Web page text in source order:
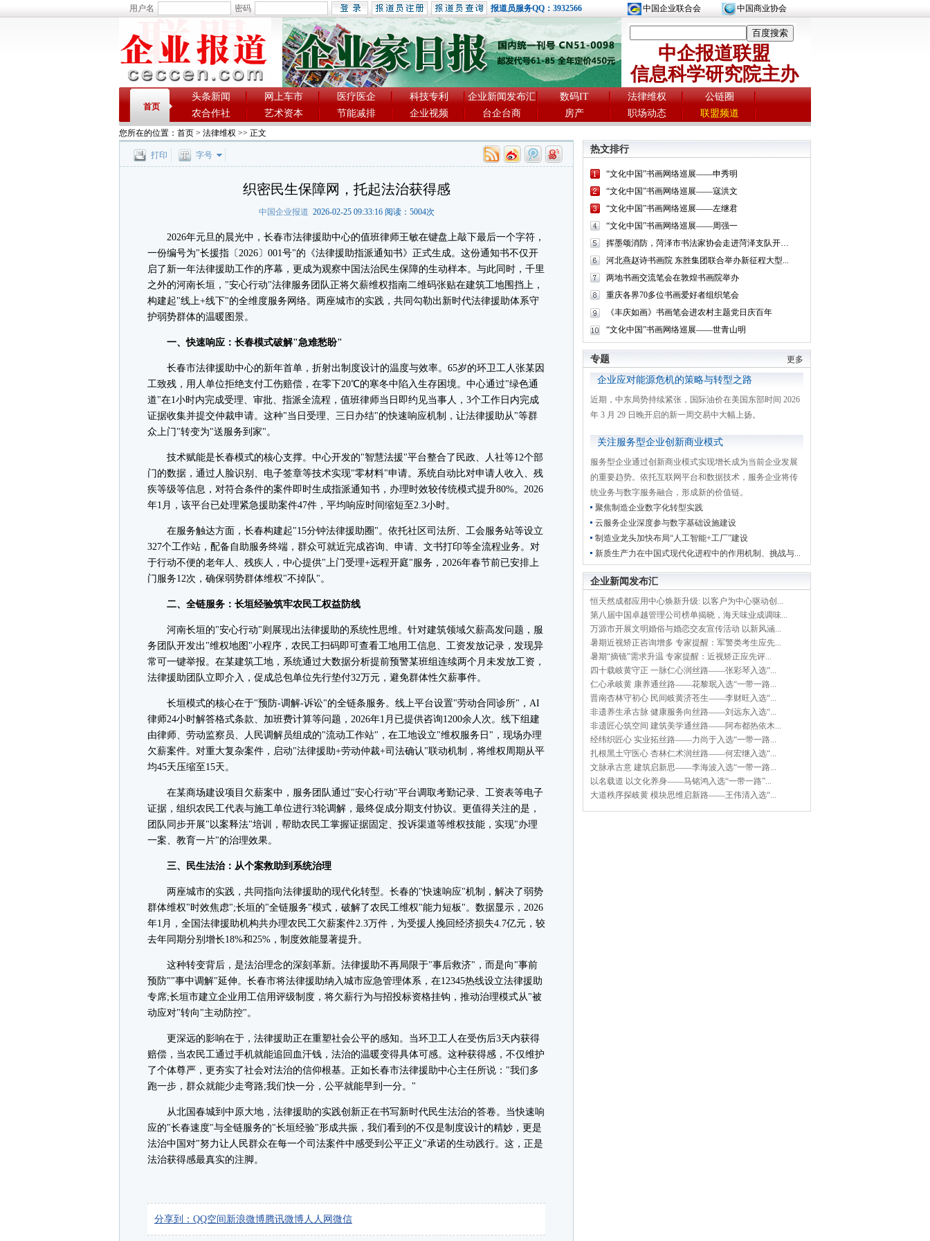
中国企业联合会 中国商业协会
用户名 密码 报道员服务QQ：3932566
中企报道联盟
信息科学研究院主办
首页
头条新闻 网上车市 医疗医企 科技专利 企业新闻发布汇 数码IT 法律维权
公链圈
农合作社
艺术资本 节能减排 企业视频 台企台商 房产 职场动态 联盟频道
您所在的位置： 首页 > 法律维权 >> 正文
打印 字号
织密民生保障网，托起法治获得感
中国企业报道 2026-02-25 09:33:16 阅读： 5004次
2026年元旦的晨光中，长春市法律援助中心的值班律师王敏在键盘上敲下最后一个字符，
一份编号为"长援指〔2026〕001号"的《法律援助指派通知书》正式生成。这份通知书不仅开
启了新一年法律援助工作的序幕，更成为观察中国法治民生保障的生动样本。与此同时，千里
之外的河南长垣，"安心行动"法律服务团队正将欠薪维权指南二维码张贴在建筑工地围挡上，
构建起"线上+线下"的全维度服务网络。两座城市的实践，共同勾勒出新时代法律援助体系守
护弱势群体的温暖图景。
一、快速响应：长春模式破解"急难愁盼"
长春市法律援助中心的新年首单，折射出制度设计的温度与效率。65岁的环卫工人张某因
工致残，用人单位拒绝支付工伤赔偿，在零下20℃的寒冬中陷入生存困境。中心通过"绿色通
道"在1小时内完成受理、审批、指派全流程，值班律师当日即约见当事人，3个工作日内完成
证据收集并提交仲裁申请。这种"当日受理、三日办结"的快速响应机制，让法律援助从"等群
众上门"转变为"送服务到家"。
技术赋能是长春模式的核心支撑。中心开发的"智慧法援"平台整合了民政、人社等12个部
门的数据，通过人脸识别、电子签章等技术实现"零材料"申请。系统自动比对申请人收入、残
疾等级等信息，对符合条件的案件即时生成指派通知书，办理时效较传统模式提升80%。2026
年1月，该平台已处理紧急援助案件47件，平均响应时间缩短至2.3小时。
在服务触达方面，长春构建起"15分钟法律援助圈"。依托社区司法所、工会服务站等设立
327个工作站，配备自助服务终端，群众可就近完成咨询、申请、文书打印等全流程业务。对
于行动不便的老年人、残疾人，中心提供"上门受理+远程开庭"服务，2026年春节前已安排上
门服务12次，确保弱势群体维权"不掉队"。
二、全链服务：长垣经验筑牢农民工权益防线
河南长垣的"安心行动"则展现出法律援助的系统性思维。针对建筑领域欠薪高发问题，服
务团队开发出"维权地图"小程序，农民工扫码即可查看工地用工信息、工资发放记录，发现异
常可一键举报。在某建筑工地，系统通过大数据分析提前预警某班组连续两个月未发放工资，
法律援助团队立即介入，促成总包单位先行垫付32万元，避免群体性欠薪事件。
长垣模式的核心在于"预防-调解-诉讼"的全链条服务。线上平台设置"劳动合同诊所"，AI
律师24小时解答格式条款、加班费计算等问题，2026年1月已提供咨询1200余人次。线下组建
由律师、劳动监察员、人民调解员组成的"流动工作站"，在工地设立"维权服务日"，现场办理
欠薪案件。对重大复杂案件，启动"法律援助+劳动仲裁+司法确认"联动机制，将维权周期从平
均45天压缩至15天。
在某商场建设项目欠薪案中，服务团队通过"安心行动"平台调取考勤记录、工资表等电子
证据，组织农民工代表与施工单位进行3轮调解，最终促成分期支付协议。更值得关注的是，
团队同步开展"以案释法"培训，帮助农民工掌握证据固定、投诉渠道等维权技能，实现"办理
一案、教育一片"的治理效果。
三、民生法治：从个案救助到系统治理
两座城市的实践，共同指向法律援助的现代化转型。长春的"快速响应"机制，解决了弱势
群体维权"时效焦虑";长垣的"全链服务"模式，破解了农民工维权"能力短板"。数据显示，2026
年1月，全国法律援助机构共办理农民工欠薪案件2.3万件，为受援人挽回经济损失4.7亿元，较
去年同期分别增长18%和25%，制度效能显著提升。
这种转变背后，是法治理念的深刻革新。法律援助不再局限于"事后救济"，而是向"事前
预防""事中调解"延伸。长春市将法律援助纳入城市应急管理体系，在12345热线设立法律援助
专席;长垣市建立企业用工信用评级制度，将欠薪行为与招投标资格挂钩，推动治理模式从"被
动应对"转向"主动防控"。
更深远的影响在于，法律援助正在重塑社会公平的感知。当环卫工人在受伤后3天内获得
赔偿，当农民工通过手机就能追回血汗钱，法治的温暖变得具体可感。这种获得感，不仅维护
了个体尊严，更夯实了社会对法治的信仰根基。正如长春市法律援助中心主任所说："我们多
跑一步，群众就能少走弯路;我们快一分，公平就能早到一分。"
从北国春城到中原大地，法律援助的实践创新正在书写新时代民生法治的答卷。当快速响
应的"长春速度"与全链服务的"长垣经验"形成共振，我们看到的不仅是制度设计的精妙，更是
法治中国对"努力让人民群众在每一个司法案件中感受到公平正义"承诺的生动践行。这，正是
法治获得感最真实的注脚。
分享到： QQ空间 新浪微博腾讯微博人人网 微信
热文排行
“文化中国”书画网络巡展——申秀明
“文化中国”书画网络巡展——寇洪文
“文化中国”书画网络巡展——左继君
“文化中国”书画网络巡展——周强一
挥墨颂消防，菏泽市书法家协会走进菏泽支队开展...
河北燕赵诗书画院 东胜集团联合举办新征程大型...
两地书画交流笔会在敦煌书画院举办
重庆各界70多位书画爱好者组织笔会
《丰庆如画》书画笔会进农村主题党日庆百年
“文化中国”书画网络巡展——世青山明
更多
专题
企业应对能源危机的策略与转型之路
近期，中东局势持续紧张，国际油价在美国东部时间 2026
年 3 月 29 日晚开启的新一周交易中大幅上扬。
关注服务型企业创新商业模式
服务型企业通过创新商业模式实现增长成为当前企业发展
的重要趋势。依托互联网平台和数据技术，服务企业将传
统业务与数字服务融合，形成新的价值链。
聚焦制造企业数字化转型实践
云服务企业深度参与数字基础设施建设
制造业龙头加快布局“人工智能+工厂”建设
新质生产力在中国式现代化进程中的作用机制、挑战与...
企业新闻发布汇
恒天然成都应用中心焕新升级: 以客户为中心驱动创...
第八届中国卓越管理公司榜单揭晓，海天味业成调味...
万源市开展文明婚俗与婚恋交友宣传活动 以新风涵...
暑期近视矫正咨询增多 专家提醒：军警类考生应先...
暑期“摘镜”需求升温 专家提醒：近视矫正应先评...
四十载岐黄守正 一脉仁心润丝路——张彩琴入选“...
仁心承岐黄 康养通丝路——花黎珉入选“一带一路...
晋南杏林守初心 民间岐黄济苍生——李财旺入选“...
非遗养生承古脉 健康服务向丝路——刘远东入选“...
非遗匠心筑空间 建筑美学通丝路——阿布都热依木...
经纬织匠心 实业拓丝路——力尚于入选“一带一路...
扎根黑土守医心 杏林仁术润丝路——何宏继入选“...
文脉承古意 建筑启新思——李海波入选“一带一路...
以名载道 以文化养身——马铭鸿入选“一带一路”...
大道秩序探岐黄 模块思维启新路——王伟清入选“...